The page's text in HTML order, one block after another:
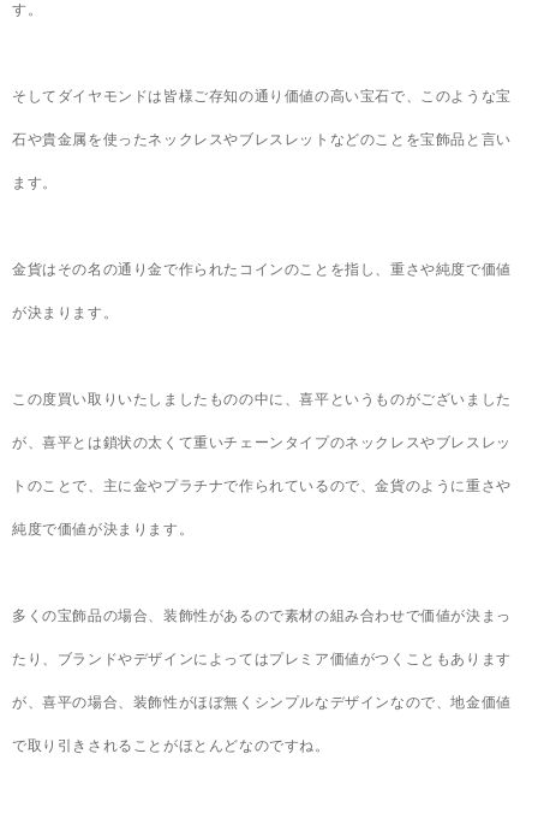
す。
そしてダイヤモンドは皆様ご存知の通り価値の高い宝石で、このような宝
石や貴金属を使ったネックレスやブレスレットなどのことを宝飾品と言い
ます。
金貨はその名の通り金で作られたコインのことを指し、重さや純度で価値
が決まります。
この度買い取りいたしましたものの中に、喜平というものがございました
が、喜平とは鎖状の太くて重いチェーンタイプのネックレスやブレスレッ
トのことで、主に金やプラチナで作られているので、金貨のように重さや
純度で価値が決まります。
多くの宝飾品の場合、装飾性があるので素材の組み合わせで価値が決まっ
たり、ブランドやデザインによってはプレミア価値がつくこともあります
が、喜平の場合、装飾性がほぼ無くシンプルなデザインなので、地金価値
で取り引きされることがほとんどなのですね。